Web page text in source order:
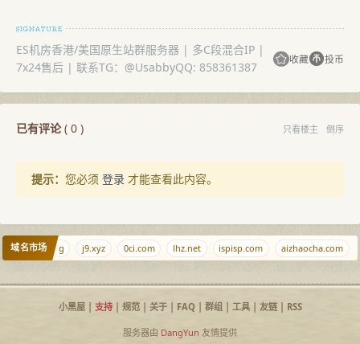
ES机房香港/美国原生站群服务器 | 多C段混合IP |
7x24售后 | 联系TG：@UsabbyQQ: 858361387
收藏 投币
已有评论( 0 ) 只看楼主 倒序
提示： 您必须 登录 才能查看此内容。
域名市场
ciyuan.dog j9.xyz 0ci.com lhz.net ispisp.com aizhaocha.com
小黑屋| 支持| 规范| 关于| FAQ| 群组| 工具| 友链| RSS
服务器由 DangYun 友情提供